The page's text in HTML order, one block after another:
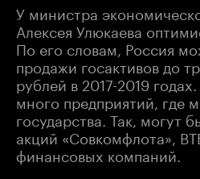
У министра
Алексея Улюкаева
По его словам, Россия
продажи госактивов до
рублей в 2017-2019
много предприятий, где
государства. Так, могут
акций «Совкомфлота»,
финансовых компаний.